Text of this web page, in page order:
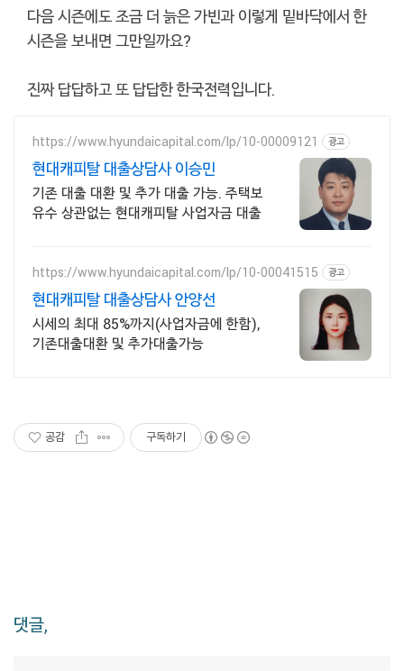
다음 시즌에도 조금 더 늙은 가빈과 이렇게 밑바닥에서 한
시즌을 보내면 그만일까요?
진짜 답답하고 또 답답한 한국전력입니다.
https://www.hyundaicapital.com/lp/10-00009121 광고
현대캐피탈 대출상담사 이승민
기존 대출 대환 및 추가 대출 가능. 주택보
유수 상관없는 현대캐피탈 사업자금 대출
https://www.hyundaicapital.com/lp/10-00041515 광고
현대캐피탈 대출상담사 안양선
시세의 최대 85%까지(사업자금에 한함),
기존대출대환 및 추가대출가능
공감 구독하기
댓글,